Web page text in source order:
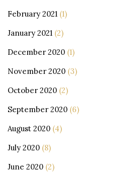
February 2021 (1)
January 2021 (2)
December 2020 (1)
November 2020 (3)
October 2020 (2)
September 2020 (6)
August 2020 (4)
July 2020 (8)
June 2020 (2)